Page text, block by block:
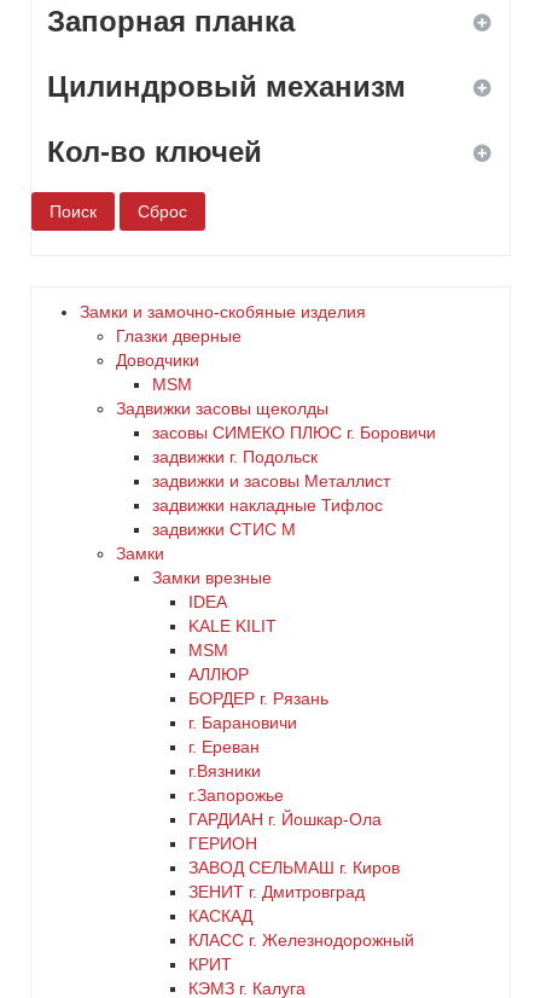
зеленый
золото
красный
медь
никель
оранжевый
4
5
6
нет
да
нет
Запорная планка
да
нет
Цилиндровый механизм
да
нет
Кол-во ключей
1
Замки и замочно-скобяные изделия
Глазки дверные
Доводчики
MSM
Задвижки засовы щеколды
заcовы СИМЕКО ПЛЮС г. Боровичи
задвижки г. Подольск
задвижки и засовы Металлист
задвижки накладные Тифлос
задвижки СТИС М
Замки
Замки врезные
IDEA
KALE KILIT
MSM
АЛЛЮР
БОРДЕР г. Рязань
г. Барановичи
г. Ереван
г.Вязники
г.Запорожье
ГАРДИАН г. Йошкар-Ола
ГЕРИОН
ЗАВОД СЕЛЬМАШ г. Киров
ЗЕНИТ г. Дмитровград
КАСКАД
КЛАСС г. Железнодорожный
КРИТ
КЭМЗ г. Калуга